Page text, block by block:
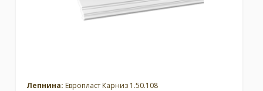
Лепнина: Европласт Карниз 1.50.108